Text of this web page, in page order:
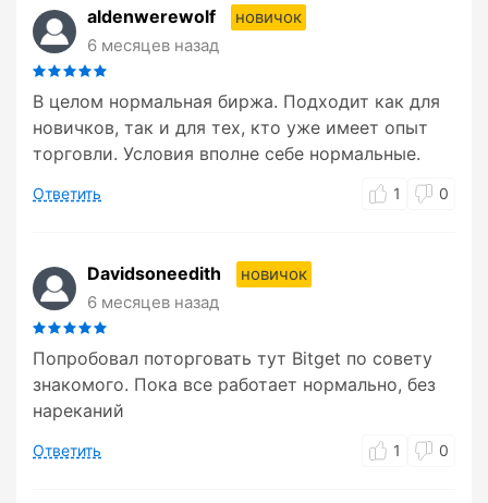
aldenwerewolf
новичок
6 месяцев назад
В целом нормальная биржа. Подходит как для
новичков, так и для тех, кто уже имеет опыт
торговли. Условия вполне себе нормальные.
Ответить 1 0
Davidsoneedith
новичок
6 месяцев назад
Попробовал поторговать тут Bitget по совету
знакомого. Пока все работает нормально, без
нареканий
Ответить 1 0